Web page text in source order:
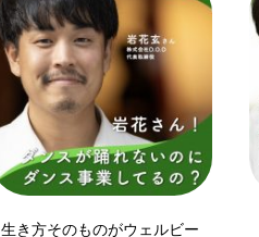
生き方そのものがウェルビー